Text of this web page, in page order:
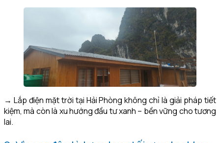
→ Lắp điện mặt trời tại Hải Phòng không chỉ là giải pháp tiết
kiệm, mà còn là xu hướng đầu tư xanh – bền vững cho tương
lai.